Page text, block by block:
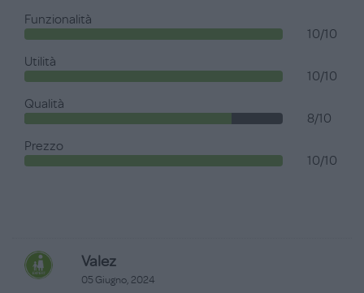
Funzionalità
10/10
Utilità
10/10
Qualità
8/10
Prezzo
10/10
Valez
05 Giugno, 2024